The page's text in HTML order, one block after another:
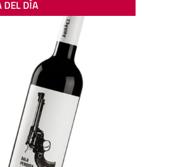
DEL DÍA